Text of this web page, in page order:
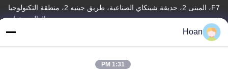
F7، المبنى 2، حديقة شينكاي الصناعية، طريق جينيه 2، منطقة التكنولوجيا
العالية، شيان
عنوان المصنع
Hoan
1:31 PM